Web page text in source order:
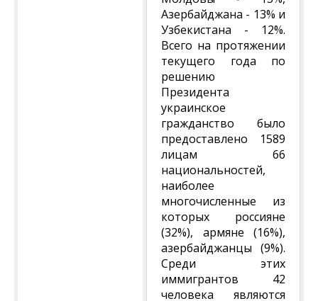
Азербайджана - 13% и
Узбекистана - 12%.
Всего на протяжении
текущего года по
решению
Президента
украинское
гражданство было
предоставлено 1589
лицам 66
национальностей,
наиболее
многочисленные из
которых россияне
(32%), армяне (16%),
азербайджанцы (9%).
Среди этих
иммигрантов 42
человека являются